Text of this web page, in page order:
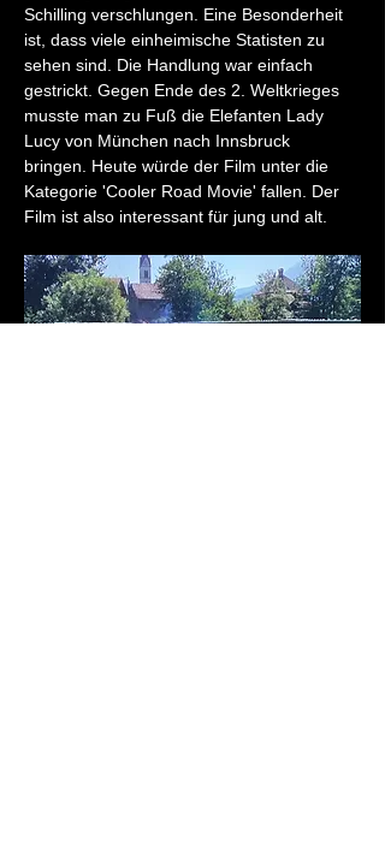
Schilling verschlungen. Eine Besonderheit
ist, dass viele einheimische Statisten zu
sehen sind. Die Handlung war einfach
gestrickt. Gegen Ende des 2. Weltkrieges
musste man zu Fuß die Elefanten Lady
Lucy von München nach Innsbruck
bringen. Heute würde der Film unter die
Kategorie 'Cooler Road Movie' fallen. Der
Film ist also interessant für jung und alt.